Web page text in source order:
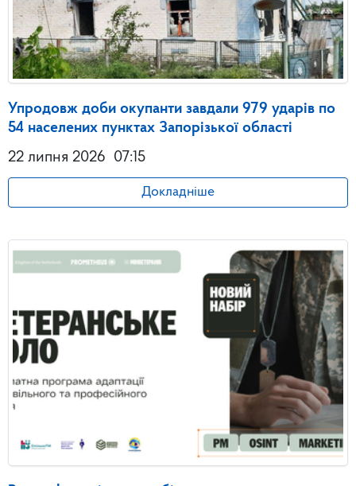
Упродовж доби окупанти завдали 979 ударів по
54 населених пунктах Запорізької області
22 липня 2026 07:15
Докладніше